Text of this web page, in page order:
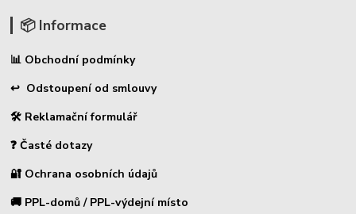
📦 Informace
📊 Obchodní podmínky
↩ Odstoupení od smlouvy
🛠 Reklamační formulář
❓ Časté dotazy
🔐 Ochrana osobních údajů
🚚 PPL-domů / PPL-výdejní místo